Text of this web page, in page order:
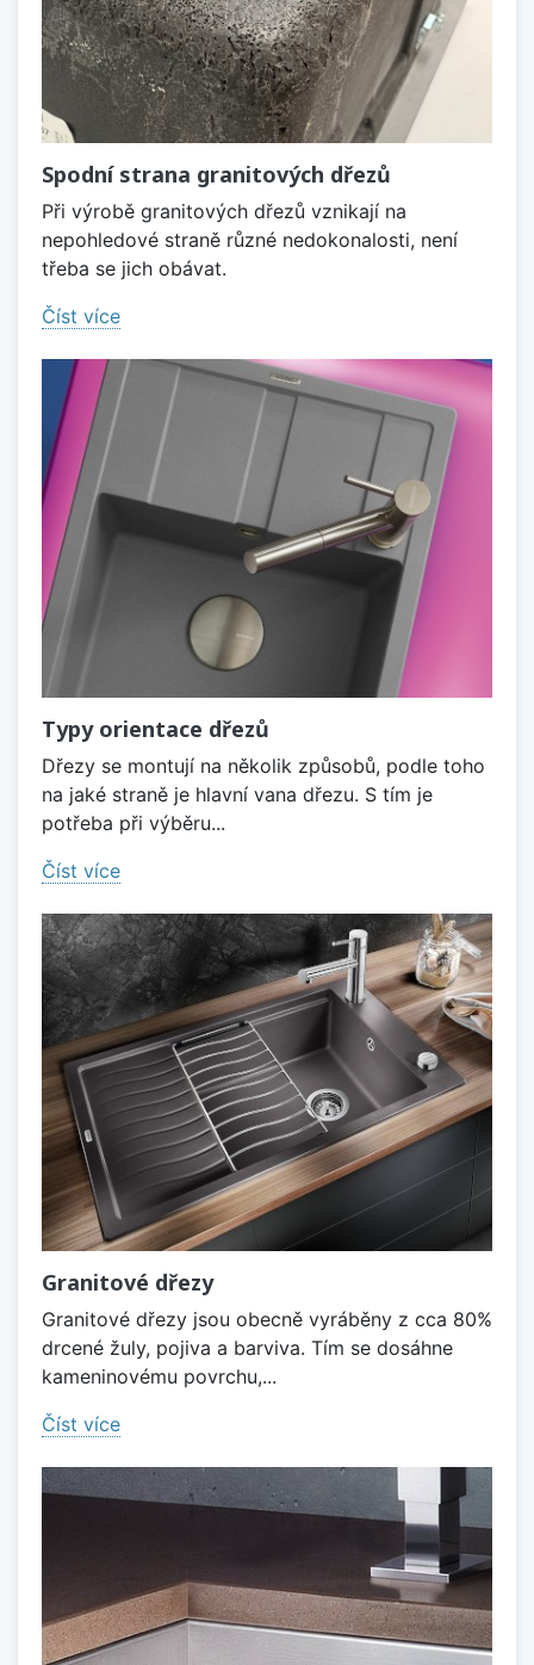
Spodní strana granitových dřezů
Při výrobě granitových dřezů vznikají na
nepohledové straně různé nedokonalosti, není
třeba se jich obávat.
Číst více
Typy orientace dřezů
Dřezy se montují na několik způsobů, podle toho
na jaké straně je hlavní vana dřezu. S tím je
potřeba při výběru...
Číst více
Granitové dřezy
Granitové dřezy jsou obecně vyráběny z cca 80%
drcené žuly, pojiva a barviva. Tím se dosáhne
kameninovému povrchu,...
Číst více